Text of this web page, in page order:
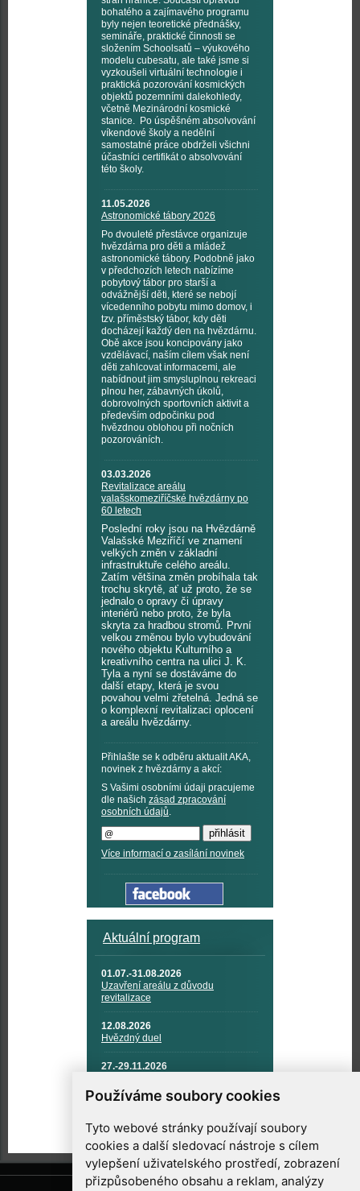
Používáme soubory cookies
Tyto webové stránky používají soubory
cookies a další sledovací nástroje s cílem
vylepšení uživatelského prostředí, zobrazení
přizpůsobeného obsahu a reklam, analýzy
bohatého a zajímavého programu
byly nejen teoretické přednášky,
semináře, praktické činnosti se
složením Schoolsatů – výukového
modelu cubesatu, ale také jsme si
vyzkoušeli virtuální technologie i
praktická pozorování kosmických
objektů pozemními dalekohledy,
včetně Mezinárodní kosmické
stanice. Po úspěšném absolvování
víkendové školy a nedělní
samostatné práce obdrželi všichni
účastníci certifikát o absolvování
této školy.
11.05.2026
Astronomické tábory 2026
Po dvouleté přestávce organizuje
hvězdárna pro děti a mládež
astronomické tábory. Podobně jako
v předchozích letech nabízíme
pobytový tábor pro starší a
odvážnější děti, které se nebojí
vícedenního pobytu mimo domov, i
tzv. příměstský tábor, kdy děti
docházejí každý den na hvězdárnu.
Obě akce jsou koncipovány jako
vzdělávací, naším cílem však není
děti zahlcovat informacemi, ale
nabídnout jim smysluplnou rekreaci
plnou her, zábavných úkolů,
dobrovolných sportovních aktivit a
především odpočinku pod
hvězdnou oblohou při nočních
pozorováních.
03.03.2026
Revitalizace areálu
valašskomeziříčské hvězdárny po
60 letech
Poslední roky jsou na Hvězdárně
Valašské Meziříčí ve znamení
velkých změn v základní
infrastruktuře celého areálu.
Zatím většina změn probíhala tak
trochu skrytě, ať už proto, že se
jednalo o opravy či úpravy
interiérů nebo proto, že byla
skryta za hradbou stromů. První
velkou změnou bylo vybudování
nového objektu Kulturního a
kreativního centra na ulici J. K.
Tyla a nyní se dostáváme do
další etapy, která je svou
povahou velmi zřetelná. Jedná se
o komplexní revitalizaci oplocení
a areálu hvězdárny.
Přihlašte se k odběru aktualit AKA,
novinek z hvězdárny a akcí:
S Vašimi osobními údaji pracujeme
dle našich zásad zpracování
osobních údajů.
Více informací o zasílání novinek
Aktuální program
01.07.-31.08.2026
Uzavření areálu z důvodu
revitalizace
12.08.2026
Hvězdný duel
27.-29.11.2026
TECHNIKA A KOSMICKÉ
TECHNOLOGIE